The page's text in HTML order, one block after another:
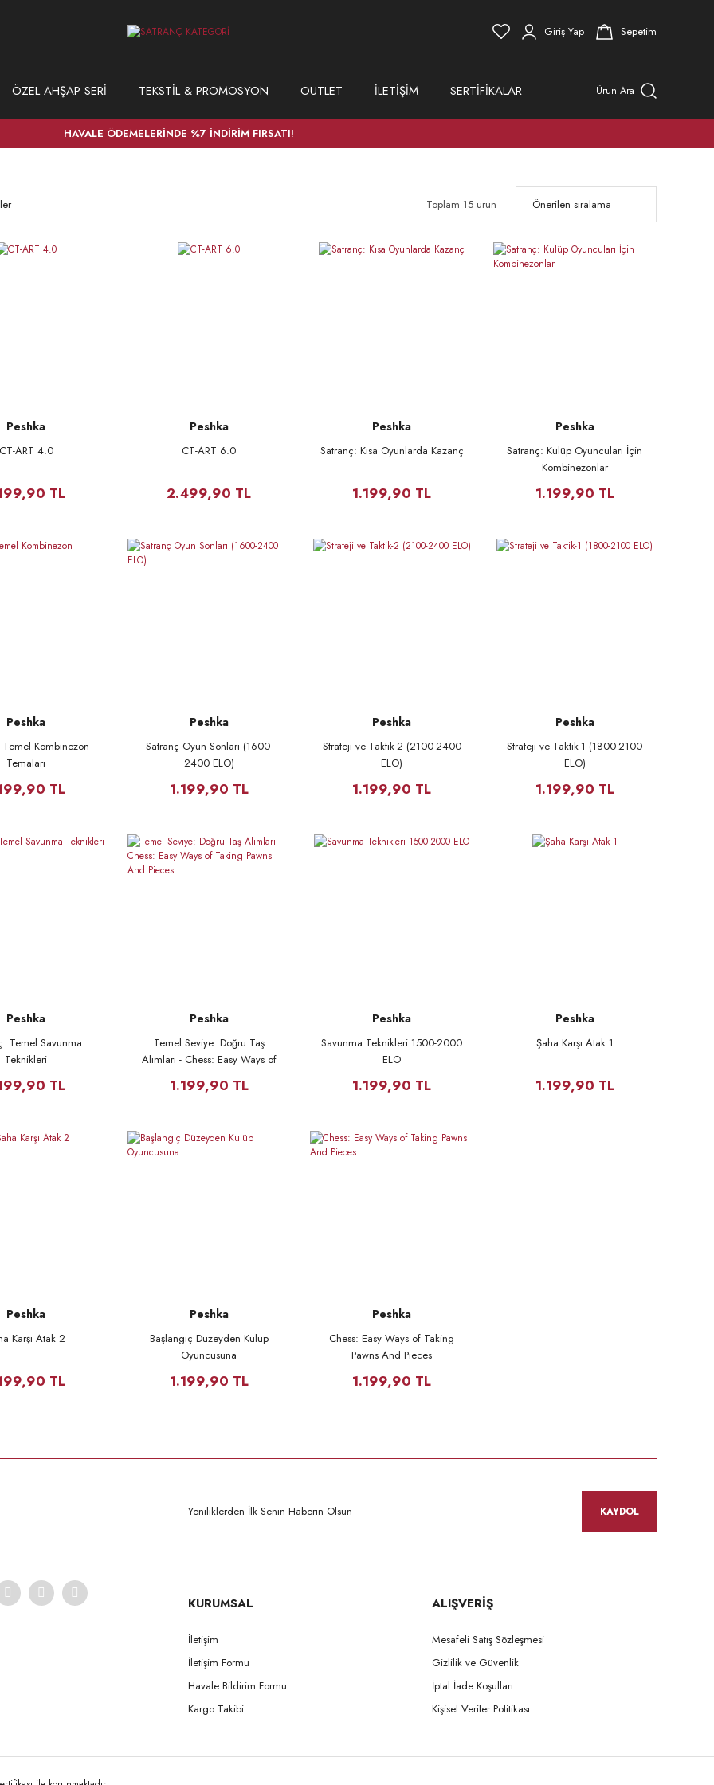
Giriş Yap Sepetim
ÖZEL AHŞAP SERİ TEKSTİL & PROMOSYON OUTLET İLETİŞİM SERTİFİKALAR Ürün Ara
HAVALE ÖDEMELERİNDE %7 İNDİRİM FIRSATI!
Toplam 15 ürün
Peshka
CT-ART 4.0
TL
Peshka
CT-ART 6.0
2.499,90 TL
Peshka
Satranç: Kısa Oyunlarda Kazanç
1.199,90 TL
Peshka
Satranç: Kulüp Oyuncuları İçin
Kombinezonlar
1.199,90 TL
Peshka
Kombinezon
Temaları
TL
Peshka
Satranç Oyun Sonları (1600-
2400 ELO)
1.199,90 TL
Peshka
Strateji ve Taktik-2 (2100-2400
ELO)
1.199,90 TL
Peshka
Strateji ve Taktik-1 (1800-2100
ELO)
1.199,90 TL
Peshka
Temel Savunma
Teknikleri
TL
Peshka
Temel Seviye: Doğru Taş
Alımları - Chess: Easy Ways of
1.199,90 TL
Peshka
Savunma Teknikleri 1500-2000
ELO
1.199,90 TL
Peshka
Şaha Karşı Atak 1
1.199,90 TL
Peshka
Karşı Atak 2
TL
Peshka
Başlangıç Düzeyden Kulüp
Oyuncusuna
1.199,90 TL
Peshka
Chess: Easy Ways of Taking
Pawns And Pieces
1.199,90 TL
KAYDOL
KURUMSAL
İletişim
İletişim Formu
Havale Bildirim Formu
Kargo Takibi
ALIŞVERİŞ
Mesafeli Satış Sözleşmesi
Gizlilik ve Güvenlik
İptal İade Koşulları
Kişisel Veriler Politikası